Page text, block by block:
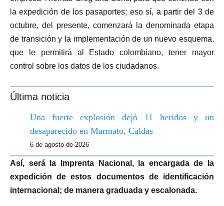
la expedición de los pasaportes; eso sí, a partir del 3 de
octubre, del presente, comenzará la denominada etapa
de transición y la implementación de un nuevo esquema,
que le permitirá al Estado colombiano, tener mayor
control sobre los datos de los ciudadanos.
Última noticia
Una fuerte explosión dejó 11 heridos y un
desaparecido en Marmato, Caldas
6 de agosto de 2026
Así, será la Imprenta Nacional, la encargada de la
expedición de estos documentos de identificación
internacional; de manera graduada y escalonada.